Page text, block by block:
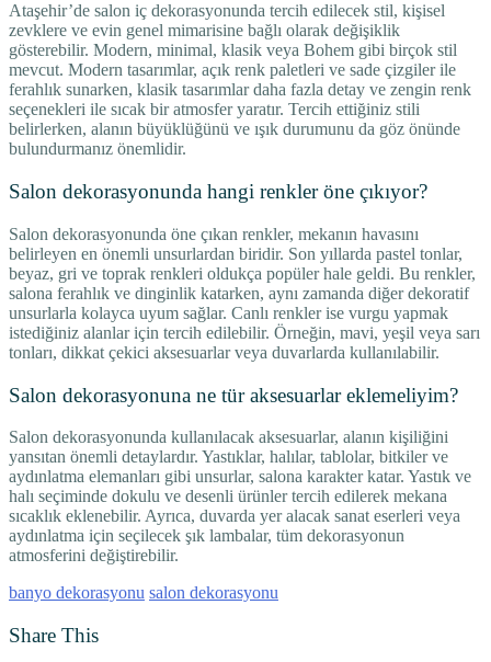
Ataşehir’de salon iç dekorasyonunda tercih edilecek stil, kişisel
zevklere ve evin genel mimarisine bağlı olarak değişiklik
gösterebilir. Modern, minimal, klasik veya Bohem gibi birçok stil
mevcut. Modern tasarımlar, açık renk paletleri ve sade çizgiler ile
ferahlık sunarken, klasik tasarımlar daha fazla detay ve zengin renk
seçenekleri ile sıcak bir atmosfer yaratır. Tercih ettiğiniz stili
belirlerken, alanın büyüklüğünü ve ışık durumunu da göz önünde
bulundurmanız önemlidir.
Salon dekorasyonunda hangi renkler öne çıkıyor?
Salon dekorasyonunda öne çıkan renkler, mekanın havasını
belirleyen en önemli unsurlardan biridir. Son yıllarda pastel tonlar,
beyaz, gri ve toprak renkleri oldukça popüler hale geldi. Bu renkler,
salona ferahlık ve dinginlik katarken, aynı zamanda diğer dekoratif
unsurlarla kolayca uyum sağlar. Canlı renkler ise vurgu yapmak
istediğiniz alanlar için tercih edilebilir. Örneğin, mavi, yeşil veya sarı
tonları, dikkat çekici aksesuarlar veya duvarlarda kullanılabilir.
Salon dekorasyonuna ne tür aksesuarlar eklemeliyim?
Salon dekorasyonunda kullanılacak aksesuarlar, alanın kişiliğini
yansıtan önemli detaylardır. Yastıklar, halılar, tablolar, bitkiler ve
aydınlatma elemanları gibi unsurlar, salona karakter katar. Yastık ve
halı seçiminde dokulu ve desenli ürünler tercih edilerek mekana
sıcaklık eklenebilir. Ayrıca, duvarda yer alacak sanat eserleri veya
aydınlatma için seçilecek şık lambalar, tüm dekorasyonun
atmosferini değiştirebilir.
banyo dekorasyonu salon dekorasyonu
Share This